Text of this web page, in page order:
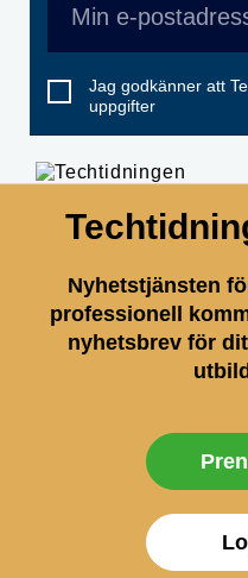
Jag godkänner att
uppgifter
Nyhetstjänsten
professionell
nyhetsbrev för